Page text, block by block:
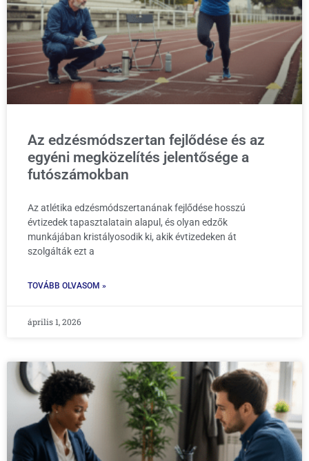
Az edzésmódszertan fejlődése és az
egyéni megközelítés jelentősége a
futószámokban
Az atlétika edzésmódszertanának fejlődése hosszú
évtizedek tapasztalatain alapul, és olyan edzők
munkájában kristályosodik ki, akik évtizedeken át
szolgálták ezt a
TOVÁBB OLVASOM »
április 1, 2026